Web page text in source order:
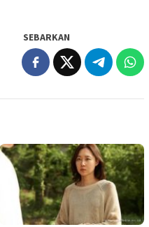
SEBARKAN